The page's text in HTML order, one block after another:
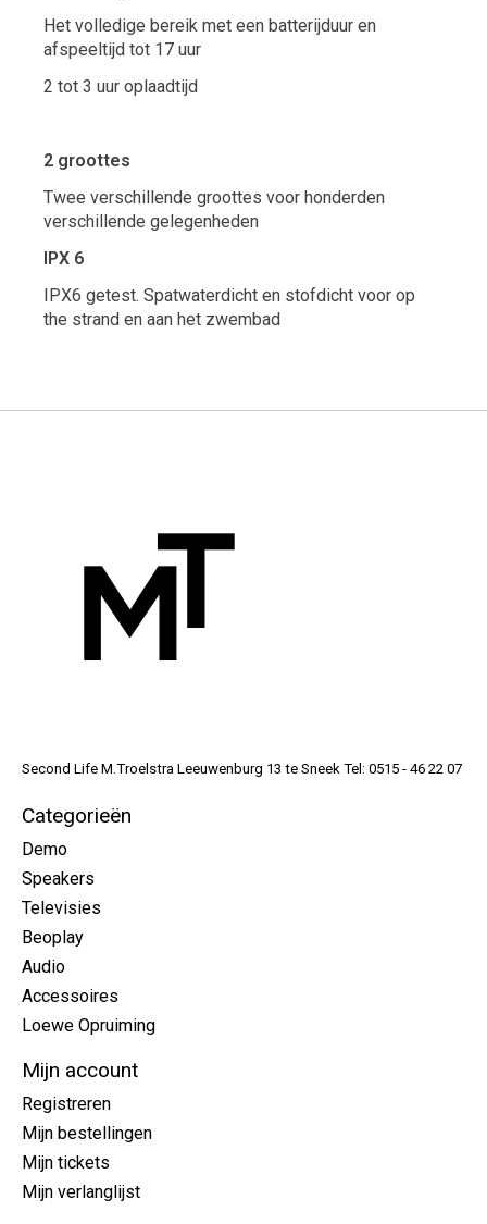
Het volledige bereik met een batterijduur en
afspeeltijd tot 17 uur
2 tot 3 uur oplaadtijd
2 groottes
Twee verschillende groottes voor honderden
verschillende gelegenheden
IPX 6
IPX6 getest. Spatwaterdicht en stofdicht voor op
the strand en aan het zwembad
Second Life M.Troelstra Leeuwenburg 13 te Sneek Tel: 0515 - 46 22 07
Categorieën
Demo
Speakers
Televisies
Beoplay
Audio
Accessoires
Loewe Opruiming
Mijn account
Registreren
Mijn bestellingen
Mijn tickets
Mijn verlanglijst